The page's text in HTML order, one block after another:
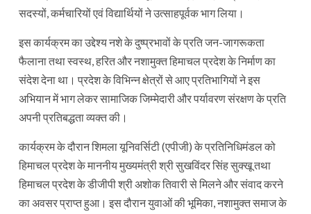
सदस्यों, कर्मचारियों एवं विद्यार्थियों ने उत्साहपूर्वक भाग लिया।
इस कार्यक्रम का उद्देश्य नशे के दुष्प्रभावों के प्रति जन-जागरूकता
फैलाना तथा स्वस्थ, हरित और नशामुक्त हिमाचल प्रदेश के निर्माण का
संदेश देना था। प्रदेश के विभिन्न क्षेत्रों से आए प्रतिभागियों ने इस
अभियान में भाग लेकर सामाजिक जिम्मेदारी और पर्यावरण संरक्षण के प्रति
अपनी प्रतिबद्धता व्यक्त की।
कार्यक्रम के दौरान शिमला यूनिवर्सिटी (एपीजी) के प्रतिनिधिमंडल को
हिमाचल प्रदेश के माननीय मुख्यमंत्री श्री सुखविंदर सिंह सुक्खू तथा
हिमाचल प्रदेश के डीजीपी श्री अशोक तिवारी से मिलने और संवाद करने
का अवसर प्राप्त हुआ। इस दौरान युवाओं की भूमिका, नशामुक्त समाज के